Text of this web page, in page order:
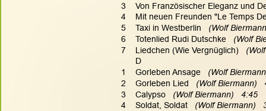
3    Von Französischer Eleganz und
4    Mit neuen Freunden "Le Temps
5    Taxi in Westberlin
(Wolf
6    Totenlied Rudi Dutschke
(Wolf
7    Liedchen (Wie Vergnüglich)
      D
1    Gorleben Ansage
(Wolf
2    Gorleben Lied
(Wolf Biermann)
3    Calypso
   (Wolf Biermann)   4:45
4    Soldat, Soldat
(Wolf Biermann)